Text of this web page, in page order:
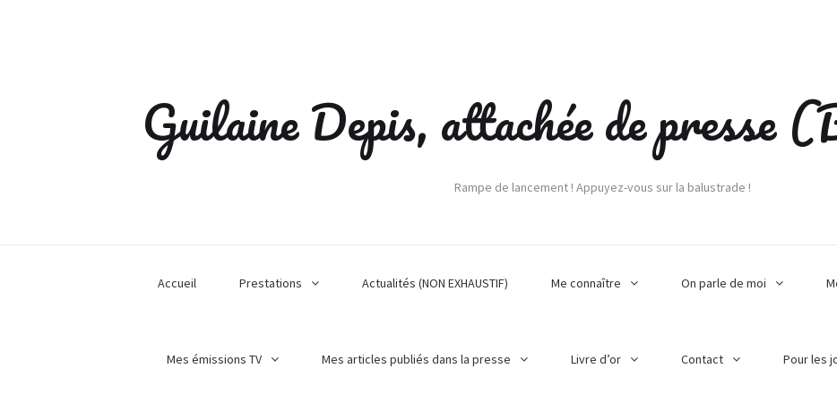
Guilaine Depis, attachée de presse
Rampe de lancement ! Appuyez-vous sur la balustrade !
Accueil Prestations Actualités (NON EXHAUSTIF) Me connaître On parle de moi
Mes émissions TV Mes articles publiés dans la presse Livre d’or Contact Pour les